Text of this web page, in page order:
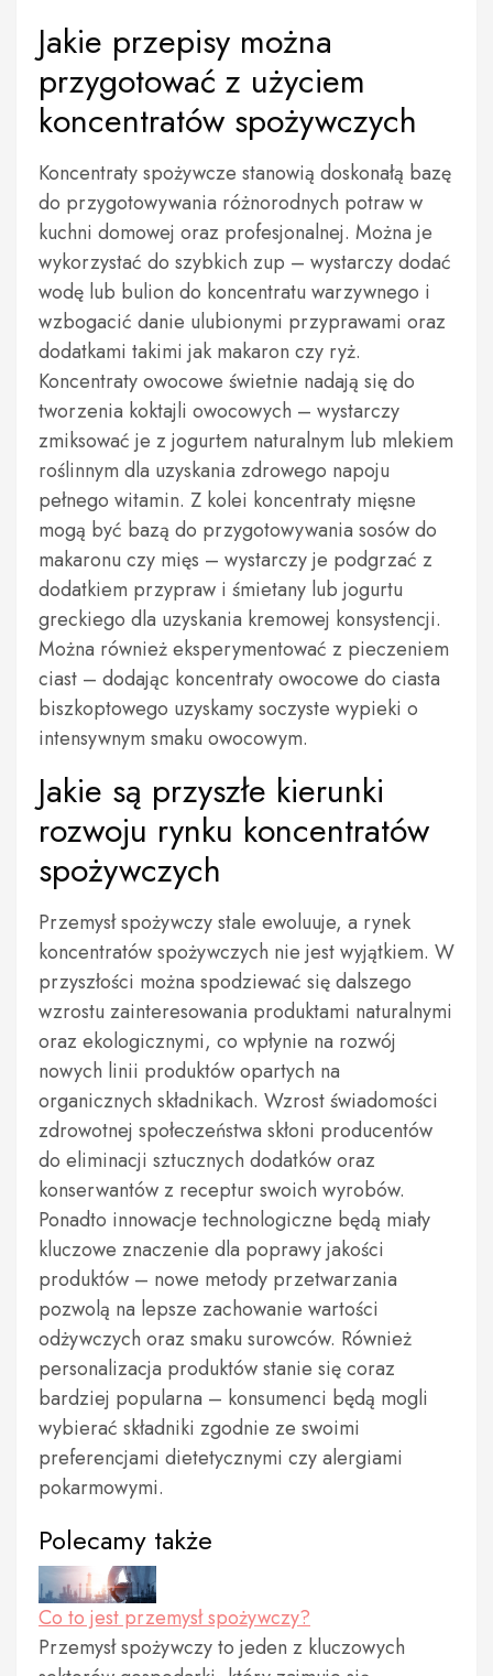
Jakie przepisy można
przygotować z użyciem
koncentratów spożywczych
Koncentraty spożywcze stanowią doskonałą bazę
do przygotowywania różnorodnych potraw w
kuchni domowej oraz profesjonalnej. Można je
wykorzystać do szybkich zup – wystarczy dodać
wodę lub bulion do koncentratu warzywnego i
wzbogacić danie ulubionymi przyprawami oraz
dodatkami takimi jak makaron czy ryż.
Koncentraty owocowe świetnie nadają się do
tworzenia koktajli owocowych – wystarczy
zmiksować je z jogurtem naturalnym lub mlekiem
roślinnym dla uzyskania zdrowego napoju
pełnego witamin. Z kolei koncentraty mięsne
mogą być bazą do przygotowywania sosów do
makaronu czy mięs – wystarczy je podgrzać z
dodatkiem przypraw i śmietany lub jogurtu
greckiego dla uzyskania kremowej konsystencji.
Można również eksperymentować z pieczeniem
ciast – dodając koncentraty owocowe do ciasta
biszkoptowego uzyskamy soczyste wypieki o
intensywnym smaku owocowym.
Jakie są przyszłe kierunki
rozwoju rynku koncentratów
spożywczych
Przemysł spożywczy stale ewoluuje, a rynek
koncentratów spożywczych nie jest wyjątkiem. W
przyszłości można spodziewać się dalszego
wzrostu zainteresowania produktami naturalnymi
oraz ekologicznymi, co wpłynie na rozwój
nowych linii produktów opartych na
organicznych składnikach. Wzrost świadomości
zdrowotnej społeczeństwa skłoni producentów
do eliminacji sztucznych dodatków oraz
konserwantów z receptur swoich wyrobów.
Ponadto innowacje technologiczne będą miały
kluczowe znaczenie dla poprawy jakości
produktów – nowe metody przetwarzania
pozwolą na lepsze zachowanie wartości
odżywczych oraz smaku surowców. Również
personalizacja produktów stanie się coraz
bardziej popularna – konsumenci będą mogli
wybierać składniki zgodnie ze swoimi
preferencjami dietetycznymi czy alergiami
pokarmowymi.
Polecamy także
Co to jest przemysł spożywczy?
Przemysł spożywczy to jeden z kluczowych